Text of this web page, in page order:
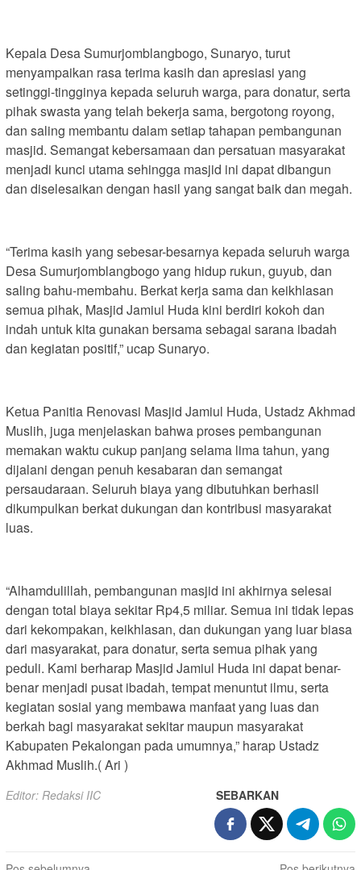
Kepala Desa Sumurjomblangbogo, Sunaryo, turut
menyampaikan rasa terima kasih dan apresiasi yang
setinggi-tingginya kepada seluruh warga, para donatur, serta
pihak swasta yang telah bekerja sama, bergotong royong,
dan saling membantu dalam setiap tahapan pembangunan
masjid. Semangat kebersamaan dan persatuan masyarakat
menjadi kunci utama sehingga masjid ini dapat dibangun
dan diselesaikan dengan hasil yang sangat baik dan megah.
“Terima kasih yang sebesar-besarnya kepada seluruh warga
Desa Sumurjomblangbogo yang hidup rukun, guyub, dan
saling bahu-membahu. Berkat kerja sama dan keikhlasan
semua pihak, Masjid Jamiul Huda kini berdiri kokoh dan
indah untuk kita gunakan bersama sebagai sarana ibadah
dan kegiatan positif,” ucap Sunaryo.
Ketua Panitia Renovasi Masjid Jamiul Huda, Ustadz Akhmad
Muslih, juga menjelaskan bahwa proses pembangunan
memakan waktu cukup panjang selama lima tahun, yang
dijalani dengan penuh kesabaran dan semangat
persaudaraan. Seluruh biaya yang dibutuhkan berhasil
dikumpulkan berkat dukungan dan kontribusi masyarakat
luas.
“Alhamdulillah, pembangunan masjid ini akhirnya selesai
dengan total biaya sekitar Rp4,5 miliar. Semua ini tidak lepas
dari kekompakan, keikhlasan, dan dukungan yang luar biasa
dari masyarakat, para donatur, serta semua pihak yang
peduli. Kami berharap Masjid Jamiul Huda ini dapat benar-
benar menjadi pusat ibadah, tempat menuntut ilmu, serta
kegiatan sosial yang membawa manfaat yang luas dan
berkah bagi masyarakat sekitar maupun masyarakat
Kabupaten Pekalongan pada umumnya,” harap Ustadz
Akhmad Muslih.( Ari )
Editor: Redaksi IIC SEBARKAN